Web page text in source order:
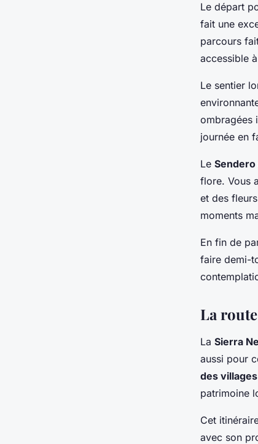
Le départ
fait une
parcours
accessible
Le sentier
ombragées
journée en
Le Sendero
flore. Vous
et des
moments
En fin de
faire demi-
La
La Sierra
aussi pour
des
patrimoine
Cet
avec son